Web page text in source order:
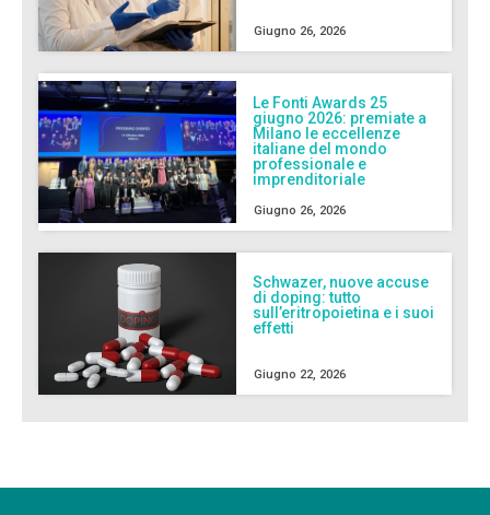
Giugno 26, 2026
Le Fonti Awards 25
giugno 2026: premiate a
Milano le eccellenze
italiane del mondo
professionale e
imprenditoriale
Giugno 26, 2026
Schwazer, nuove accuse
di doping: tutto
sull’eritropoietina e i suoi
effetti
Giugno 22, 2026